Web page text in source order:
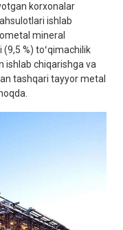
korxonalar
ishlab
mineral
%) toʻqimachilik
ishlab chiqarishga va
tashqari tayyor metal